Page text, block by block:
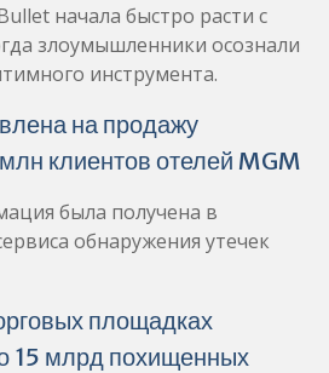
начала быстро расти с
злоумышленники осознали
инструмента.
на продажу
клиентов отелей MGM
была получена в
обнаружения утечек
площадках
15 млрд похищенных